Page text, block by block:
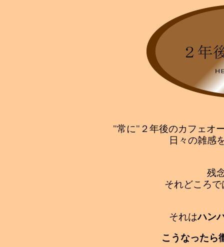
"常に"２年後のカフェオ
日々の雑感
残
それどころ
それはハン
こうなったら